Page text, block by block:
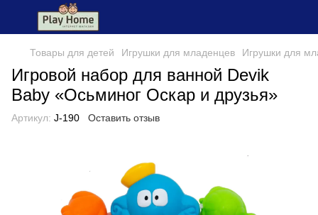
Товары для детей Игрушки для младенцев Игрушки для
Игровой набор для ванной Devik
Baby «Осьминог Оскар и друзья»
Артикул: J-190 Оставить отзыв